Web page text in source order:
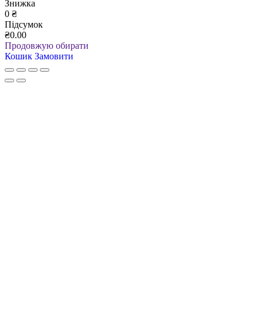
Знижка
0 ₴
Підсумок
₴0.00
Продовжую обирати
Кошик Замовити